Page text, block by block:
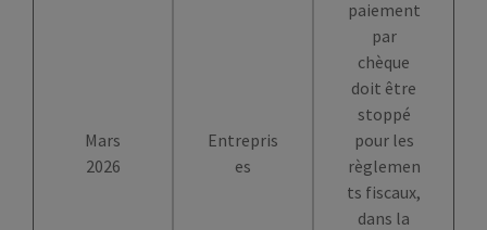
Mars
2026
Entrepris
es
paiement
par
chèque
doit être
stoppé
pour les
règlemen
ts fiscaux,
dans la